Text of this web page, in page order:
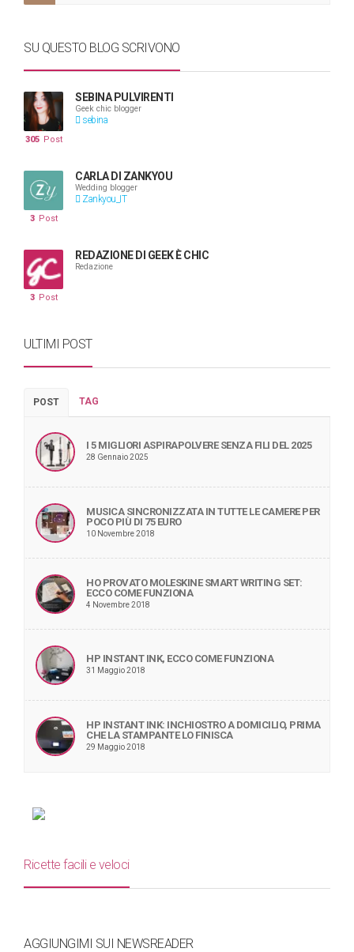
SU QUESTO BLOG SCRIVONO
SEBINA PULVIRENTI
Geek chic blogger
sebina
305 Post
CARLA DI ZANKYOU
Wedding blogger
Zankyou_IT
3 Post
REDAZIONE DI GEEK È CHIC
Redazione
3 Post
ULTIMI POST
POST TAG
I 5 MIGLIORI ASPIRAPOLVERE SENZA FILI DEL 2025
28 Gennaio 2025
MUSICA SINCRONIZZATA IN TUTTE LE CAMERE PER
POCO PIÙ DI 75 EURO
10 Novembre 2018
HO PROVATO MOLESKINE SMART WRITING SET:
ECCO COME FUNZIONA
4 Novembre 2018
HP INSTANT INK, ECCO COME FUNZIONA
31 Maggio 2018
HP INSTANT INK: INCHIOSTRO A DOMICILIO, PRIMA
CHE LA STAMPANTE LO FINISCA
29 Maggio 2018
Ricette facili e veloci
AGGIUNGIMI SUI NEWSREADER